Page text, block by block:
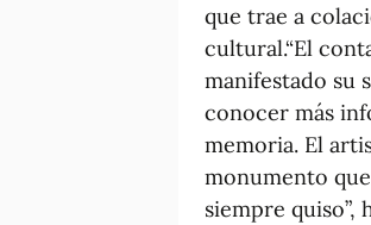
que trae a
cultural.“El
manifestado su
conocer más
memoria. El
monumento
siempre quiso”,